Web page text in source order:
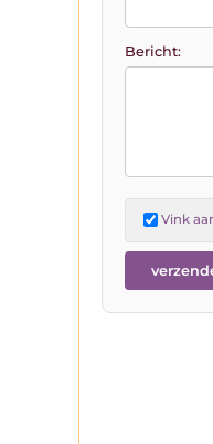
Bericht:
Vink